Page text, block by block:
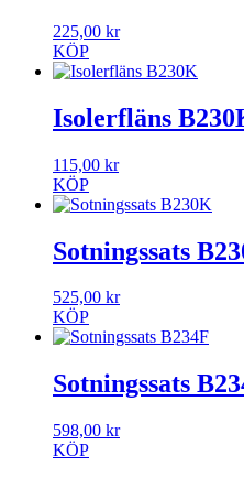
225,00 kr
KÖP
Isolerfläns
115,00 kr
KÖP
Sotningssats
525,00 kr
KÖP
Sotningssats
598,00 kr
KÖP